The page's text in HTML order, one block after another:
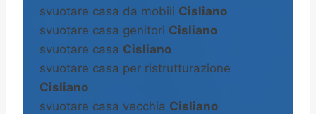
svuotare casa da mobili Cisliano
svuotare casa genitori Cisliano
svuotare casa Cisliano
svuotare casa per ristrutturazione
Cisliano
svuotare casa vecchia Cisliano